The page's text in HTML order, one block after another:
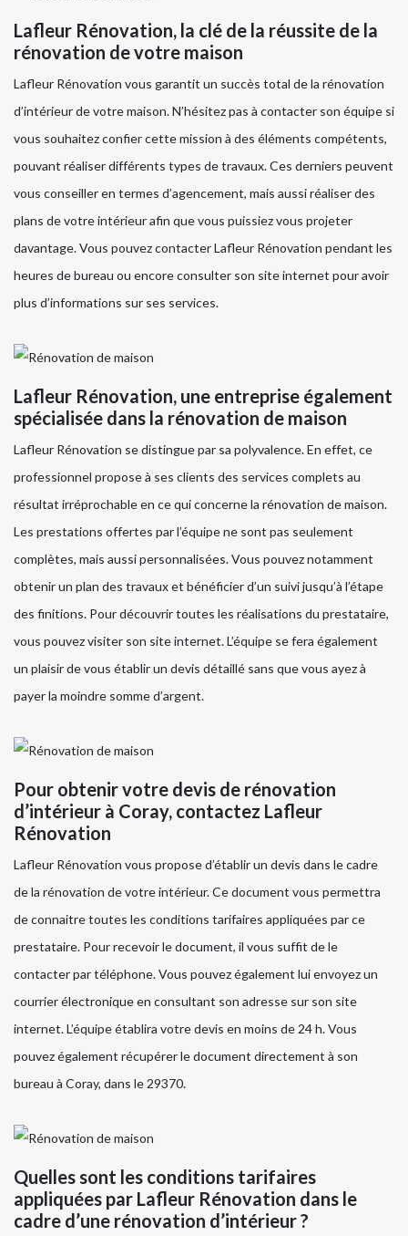
Lafleur Rénovation, la clé de la réussite de la
rénovation de votre maison
Lafleur Rénovation vous garantit un succès total de la rénovation
d’intérieur de votre maison. N’hésitez pas à contacter son équipe si
vous souhaitez confier cette mission à des éléments compétents,
pouvant réaliser différents types de travaux. Ces derniers peuvent
vous conseiller en termes d’agencement, mais aussi réaliser des
plans de votre intérieur afin que vous puissiez vous projeter
davantage. Vous pouvez contacter Lafleur Rénovation pendant les
heures de bureau ou encore consulter son site internet pour avoir
plus d’informations sur ses services.
Lafleur Rénovation, une entreprise également
spécialisée dans la rénovation de maison
Lafleur Rénovation se distingue par sa polyvalence. En effet, ce
professionnel propose à ses clients des services complets au
résultat irréprochable en ce qui concerne la rénovation de maison.
Les prestations offertes par l’équipe ne sont pas seulement
complètes, mais aussi personnalisées. Vous pouvez notamment
obtenir un plan des travaux et bénéficier d’un suivi jusqu’à l’étape
des finitions. Pour découvrir toutes les réalisations du prestataire,
vous pouvez visiter son site internet. L’équipe se fera également
un plaisir de vous établir un devis détaillé sans que vous ayez à
payer la moindre somme d’argent.
Pour obtenir votre devis de rénovation
d’intérieur à Coray, contactez Lafleur
Rénovation
Lafleur Rénovation vous propose d’établir un devis dans le cadre
de la rénovation de votre intérieur. Ce document vous permettra
de connaitre toutes les conditions tarifaires appliquées par ce
prestataire. Pour recevoir le document, il vous suffit de le
contacter par téléphone. Vous pouvez également lui envoyez un
courrier électronique en consultant son adresse sur son site
internet. L’équipe établira votre devis en moins de 24 h. Vous
pouvez également récupérer le document directement à son
bureau à Coray, dans le 29370.
Quelles sont les conditions tarifaires
appliquées par Lafleur Rénovation dans le
cadre d’une rénovation d’intérieur ?